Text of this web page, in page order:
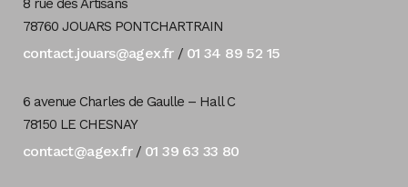
8 rue des Artisans
78760 JOUARS PONTCHARTRAIN
contact.jouars@agex.fr/ 01 34 89 52 15
6 avenue Charles de Gaulle – Hall C
78150 LE CHESNAY
contact@agex.fr/ 01 39 63 33 80